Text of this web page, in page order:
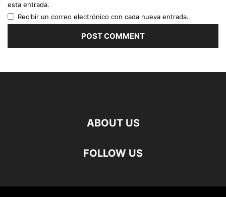
esta entrada.
Recibir un correo electrónico con cada nueva entrada.
ABOUT US
FOLLOW US